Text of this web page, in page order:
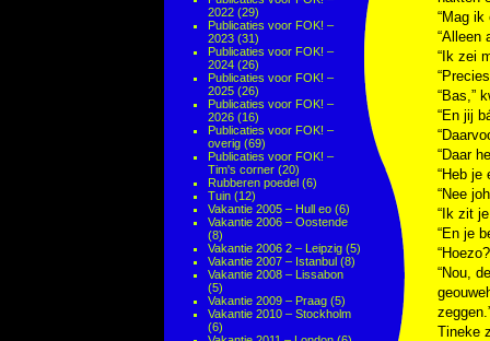
2022 (29)
Publicaties voor FOK! –
2023 (31)
Publicaties voor FOK! –
2024 (26)
Publicaties voor FOK! –
2025 (26)
Publicaties voor FOK! –
2026 (16)
Publicaties voor FOK! –
overig (69)
Publicaties voor FOK! –
Tim's corner (20)
Rubberen poedel (6)
Tuin (12)
Vakantie 2005 – Hull eo (6)
Vakantie 2006 – Oostende
(8)
Vakantie 2006 2 – Leipzig (5)
Vakantie 2007 – Istanbul (8)
Vakantie 2008 – Lissabon
(5)
Vakantie 2009 – Praag (5)
Vakantie 2010 – Stockholm
(6)
“Mag ik
“Alleen
“Ik zei
“Bas,”
“En jij
“Daar
“Heb je
“Nee
“Ik zit
“En je
“Nou,
Tineke